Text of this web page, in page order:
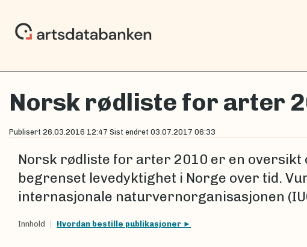
Norsk rødliste for arter
Publisert 26.03.2016 12:47 Sist endret 03.07.2017 06:33
Norsk rødliste for arter 2010 er en
begrenset levedyktighet i Norge over tid.
internasjonale naturvernorganisasjonen
Innhold Hvordan bestille publikasjoner